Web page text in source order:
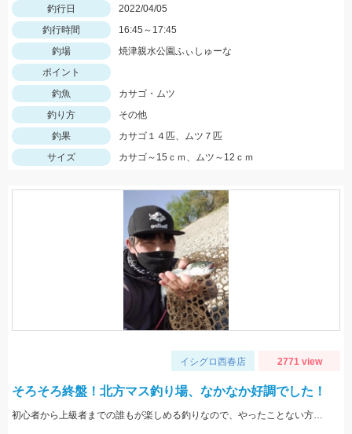
釣行日
2022/04/05
釣行時間
16:45～17:45
釣場
焼津親水公園ふぃしゅーな
ポイント
釣魚
カサゴ・ムツ
釣り方
その他
釣果
カサゴ１４匹、ムツ７匹
サイズ
カサゴ～15ｃｍ、ムツ～12ｃｍ
イシグロ西春店 2771 view
そろそろ終盤！北方マス釣り場、なかなか好調でした！
初心者から上級者までの誰もが楽しめる釣りなので、やったことない方は是非とも体験してみてください！